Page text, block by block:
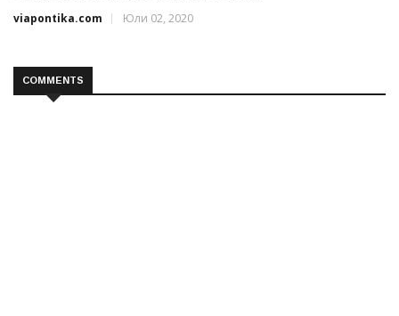
viapontika.com
Юли 02, 2020
COMMENTS